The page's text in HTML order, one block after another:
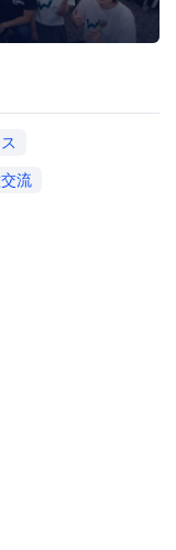
流